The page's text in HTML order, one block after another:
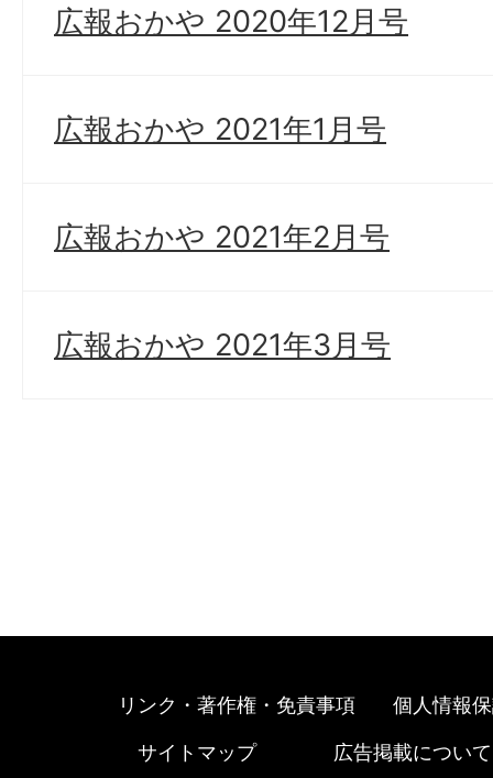
広報おかや 2020年12月号
広報おかや 2021年1月号
広報おかや 2021年2月号
広報おかや 2021年3月号
リンク・著作権・免責事項 個人情報
サイトマップ 広告掲載について